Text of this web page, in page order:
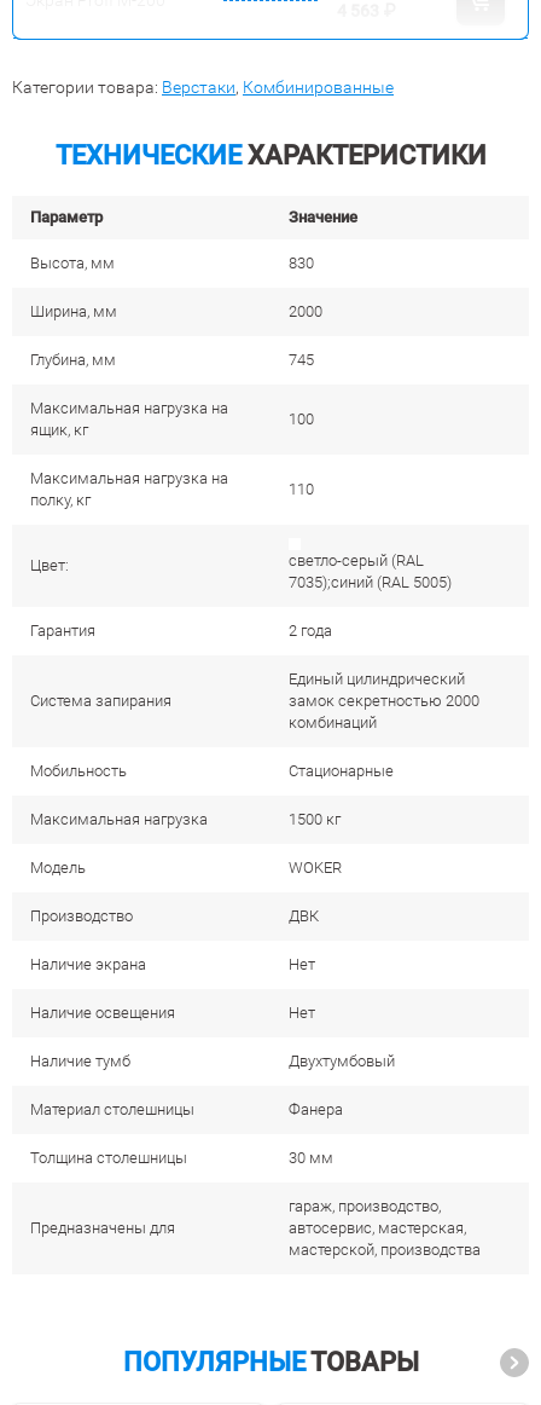
Категории товара: Верстаки, Комбинированные
ТЕХНИЧЕСКИЕХАРАКТЕРИСТИКИ
Параметр Значение
Высота, мм 830
Ширина, мм 2000
Глубина, мм 745
Максимальная нагрузка на
ящик, кг
100
Максимальная нагрузка на
полку, кг
110
Цвет:
светло-серый (RAL
7035);синий (RAL 5005)
Гарантия 2 года
Система запирания
Единый цилиндрический
замок секретностью 2000
комбинаций
Мобильность Стационарные
Максимальная нагрузка 1500 кг
Модель WOKER
Производство ДВК
Наличие экрана Нет
Наличие освещения Нет
Наличие тумб Двухтумбовый
Материал столешницы Фанера
Толщина столешницы 30 мм
Предназначены для
гараж, производство,
автосервис, мастерская,
мастерской, производства
ПОПУЛЯРНЫЕТОВАРЫ